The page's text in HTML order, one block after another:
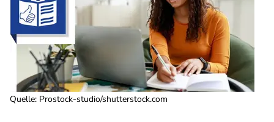
Quelle: Prostock-studio/shutterstock.com